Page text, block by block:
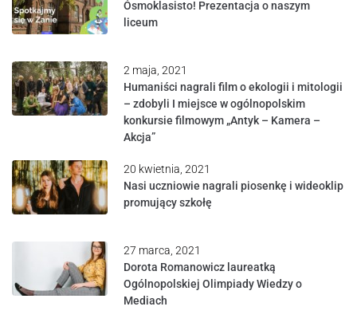
Ósmoklasisto! Prezentacja o naszym
liceum
2 maja, 2021
Humaniści nagrali film o ekologii i mitologii
– zdobyli I miejsce w ogólnopolskim
konkursie filmowym „Antyk – Kamera –
Akcja”
20 kwietnia, 2021
Nasi uczniowie nagrali piosenkę i wideoklip
promujący szkołę
27 marca, 2021
Dorota Romanowicz laureatką
Ogólnopolskiej Olimpiady Wiedzy o
Mediach